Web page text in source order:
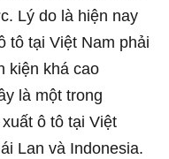
Lý do là hiện nay
tô tại Việt Nam phải
kiện khá cao
là một trong
ô tô tại Việt
Lan và Indonesia.